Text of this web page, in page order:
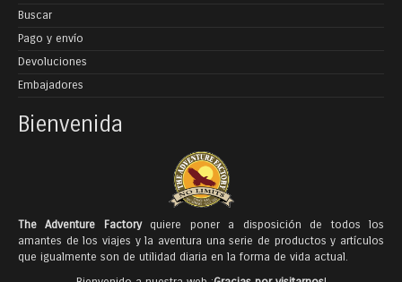
Buscar
Pago y envío
Devoluciones
Embajadores
Bienvenida
The Adventure Factoryquiere poner a disposición de todos los
amantes de los viajes y la aventura una serie de productos y artículos
que igualmente son de utilidad diaria en la forma de vida actual.